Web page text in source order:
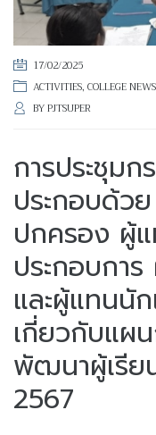
17/02/2025
ACTIVITIES, COLLEGE NEWS
BYPJTSUPER
การประชุม
ประกอบด้ว
ปกครอง ผู้
ประกอบกา
และผู้แทนนั
เกี่ยวกับแผ
พัฒนาผู้เรีย
2567